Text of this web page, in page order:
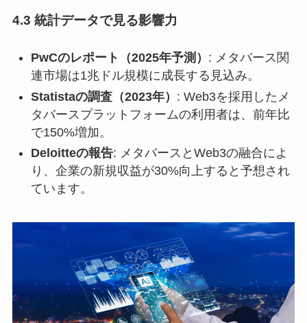
4.3 統計データで見る影響力
PwCのレポート（2025年予測） : メタバース関
連市場は1兆ドル規模に成長する見込み。
Statistaの調査（2023年） : Web3を採用したメ
タバースプラットフォームの利用者は、前年比
で150%増加。
Deloitteの報告: メタバースとWeb3の融合によ
り、企業の新規収益が30%向上すると予想され
ています。